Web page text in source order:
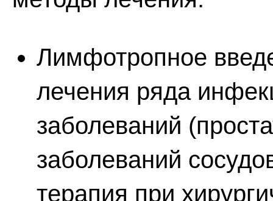
Лимфотропное
лечения ряда
заболеваний
заболеваний
терапия при